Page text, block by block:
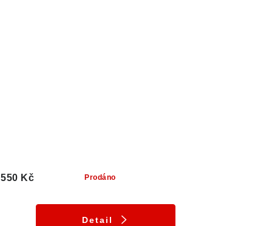
Prodáno
550 Kč
Detail